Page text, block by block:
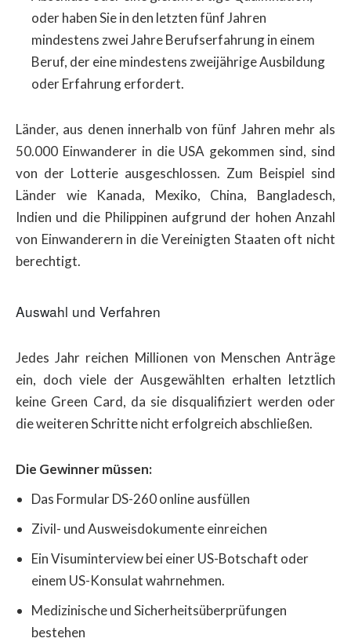
oder haben Sie in den letzten fünf Jahren
mindestens zwei Jahre Berufserfahrung in einem
Beruf, der eine mindestens zweijährige Ausbildung
oder Erfahrung erfordert.
Länder, aus denen innerhalb von fünf Jahren mehr als
50.000 Einwanderer in die USA gekommen sind, sind
von der Lotterie ausgeschlossen. Zum Beispiel sind
Länder wie Kanada, Mexiko, China, Bangladesch,
Indien und die Philippinen aufgrund der hohen Anzahl
von Einwanderern in die Vereinigten Staaten oft nicht
berechtigt.
Auswahl und Verfahren
Jedes Jahr reichen Millionen von Menschen Anträge
ein, doch viele der Ausgewählten erhalten letztlich
keine Green Card, da sie disqualifiziert werden oder
die weiteren Schritte nicht erfolgreich abschließen.
Die Gewinner müssen:
Das Formular DS-260 online ausfüllen
Zivil- und Ausweisdokumente einreichen
Ein Visuminterview bei einer US-Botschaft oder
einem US-Konsulat wahrnehmen.
Medizinische und Sicherheitsüberprüfungen
bestehen